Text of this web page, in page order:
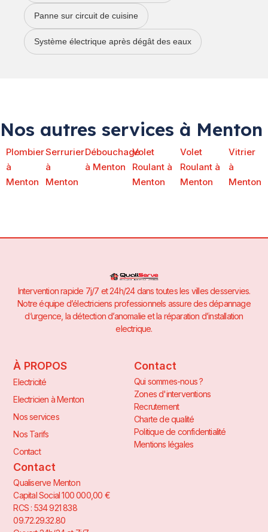
Panne sur circuit de cuisine
Système électrique après dégât des eaux
Nos autres services à Menton
Plombier
à
Menton
Serrurier
à
Menton
Débouchage
à Menton
Volet
Roulant à
Menton
Volet
Roulant à
Menton
Vitrier
à
Menton
Intervention rapide 7j/7 et 24h/24 dans toutes les villes desservies.
Notre équipe d’électriciens professionnels assure des dépannage
d’urgence, la détection d’anomalie et la réparation d’installation
electrique.
À PROPOS
Electricité
Electricien à Menton
Nos services
Nos Tarifs
Contact
Contact
Qui sommes-nous ?
Zones d'interventions
Recrutement
Charte de qualité
Politique de confidentialité
Mentions légales
Contact
Qualiserve Menton
Capital Social 100 000,00 €
RCS : 534 921 838
09.72.29.32.80